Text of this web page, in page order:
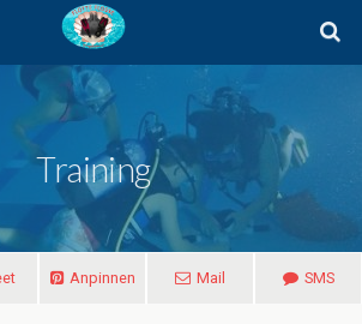
Training
Anpinnen Mail SMS